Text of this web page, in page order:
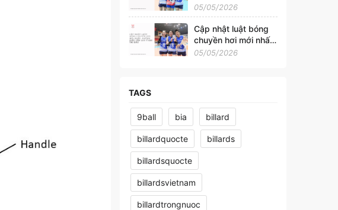
cách kẻ sân chuẩn
xác tại nhà
05/05/2026
Cập nhật luật bóng
chuyền hơi mới nhất:
Những điều cần lưu ý
05/05/2026
TAGS
9ball bia billard
billardquocte billards
billardsquocte
billardsvietnam
billardtrongnuoc